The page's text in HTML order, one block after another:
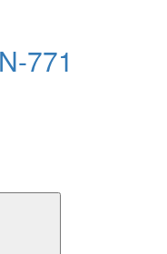
771